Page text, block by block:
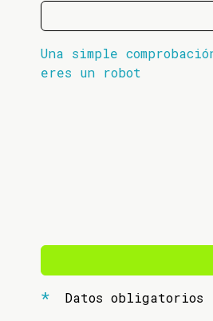
Una simple
eres un robot
Datos obligatorios